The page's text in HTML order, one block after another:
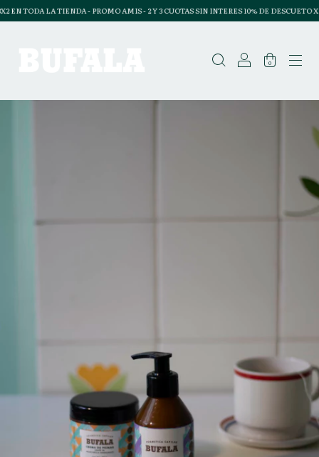
TIENDA - PROMO AMIS - 2 Y 3 CUOTAS SIN INTERES 10% DE DESCUETO X
0